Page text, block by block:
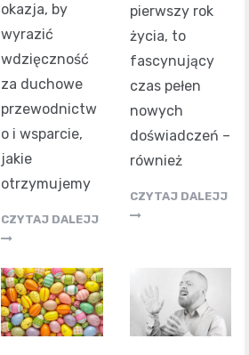
okazja, by
wyrazić
wdzięczność
za duchowe
przewodnictw
o i wsparcie,
jakie
otrzymujemy
CZYTAJ DALEJJ
pierwszy rok
życia, to
fascynujący
czas pełen
nowych
doświadczeń –
również
CZYTAJ DALEJJ